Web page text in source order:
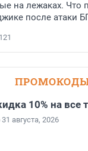
на лежаках. Что
после атаки
10% на все
августа, 2026